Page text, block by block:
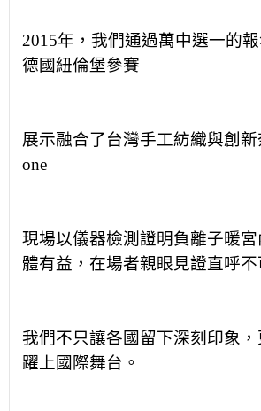
2015年，我們通過萬中選一的
德國紐倫堡參賽
展示融合了台灣手工紡織與創
one
現場以儀器檢測證明負離子暖
體有益，在場者親眼見證直呼不
我們不只讓各國留下深刻印象
躍上國際舞台。